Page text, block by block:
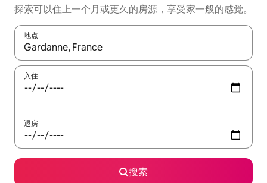
探索可以住上一个月或更久的房源，享受家一般的感觉。
地点
如有搜索结果，请使用上下方向键查看，或通过点击或滑动手势
入住
退房
搜索